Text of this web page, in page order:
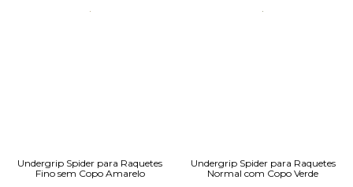
Undergrip Spider para Raquetes
Fino sem Copo Amarelo
Undergrip Spider para Raquetes
Normal com Copo Verde